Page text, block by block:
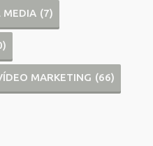
MEDIA (7)
MARKETING (66)